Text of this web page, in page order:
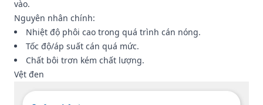
vào.
Nguyên nhân chính:
Nhiệt độ phôi cao trong quá trình cán nóng.
Tốc độ/áp suất cán quá mức.
Chất bôi trơn kém chất lượng.
Vệt đen